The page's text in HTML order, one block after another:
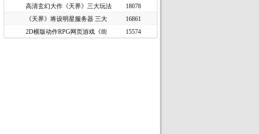
高清玄幻大作《天界》三大玩法
18078
《天界》将设明星服务器 三大
16861
2D横版动作RPG网页游戏《街
15574